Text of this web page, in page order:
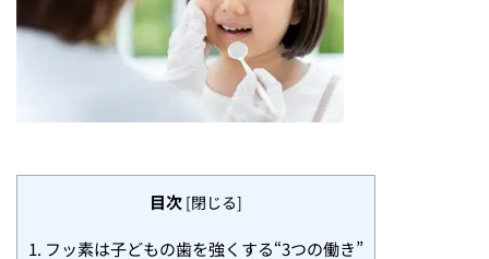
目次 [閉じる]
1. フッ素は子どもの歯を強くする“3つの働き”